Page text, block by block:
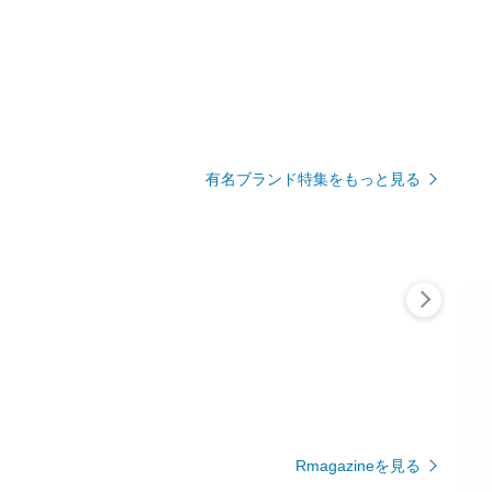
有名ブランド特集をもっと見る
Rmagazineを見る